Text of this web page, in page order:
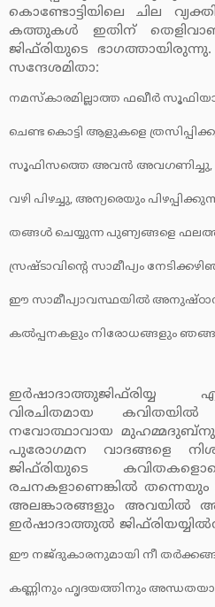
കൊണ്ടോട്ടിയിലെ ചില
കത്തുകള്‍ ഇതിന്
ജിഫ്‌രിയുടെ
സന്ദേശമിതാ:
നമസ്‌കാരമില്ലാത്ത ഫഖീര്‍
ചെണ്ട കൊട്ടി ആളുകളെ
സൂഫിസത്തെ അവന്‍ അവഗണിച്ചു,
വഴി പിഴച്ചു, അന്യരെയും
തങ്ങള്‍ ചെയ്യുന്ന പുണ്യങ്ങളെ
സ്രഷ്ടാവിന്റെ സാമീപ്യം
ഈ സാമീപ്യാവസ്ഥയില്‍
കല്‍പ്പനകളും നിരോധങ്ങളും
ഇര്‍ഷാദാത്തുജിഫ്‌രിയ്യ
വിരചിതമായ
നവോത്ഥാവായ
പുരോഗമന വാദങ്ങളെ
ജിഫ്‌രിയുടെ
രചനകളാണെങ്കില്‍ തന്നെയും
അലങ്കാരങ്ങളും അവയില്‍
ഇര്‍ഷാദാത്തുല്‍
ഈ നജ്ദുകാരനുമായി നീ
കണ്ണിനും ഹൃദയത്തിനും